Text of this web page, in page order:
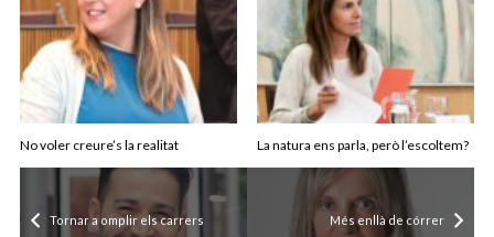
No voler creure’s la realitat La natura ens parla, però l’escoltem?
Tornar a omplir els carrers Més enllà de córrer